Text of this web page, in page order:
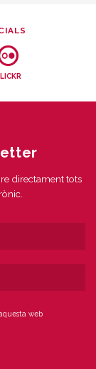
directament tots
web